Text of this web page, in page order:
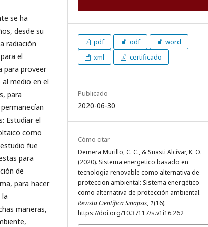
se ha
desde su
radiación
el
para proveer
medio en el
para
Estudiar el
como
fue
para
de
para hacer
maneras,
pdf odf
word
xml
certificado
Publicado
2020-06-30
Cómo citar
Demera Murillo, C. C., & Suasti Alcívar, K. O.
(2020). Sistema energetico basado en
tecnologia renovable como alternativa de
proteccion ambiental: Sistema energético
como alternativa de protección ambiental.
Revista Científica Sinapsis, 1(16).
https://doi.org/10.37117/s.v1i16.262